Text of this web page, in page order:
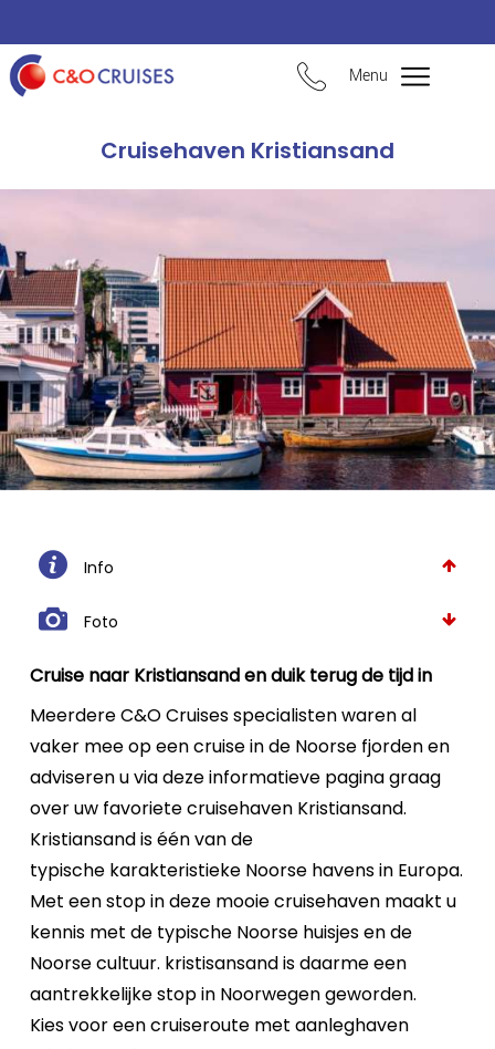
Menu
Cruisehaven Kristiansand
Info
Foto
Cruise naar Kristiansand en duik terug de tijd in
Meerdere C&O Cruises specialisten waren al
vaker mee op een cruise in de Noorse fjorden en
adviseren u via deze informatieve pagina graag
over uw favoriete cruisehaven Kristiansand.
Kristiansand is één van de
typische karakteristieke Noorse havens in Europa.
Met een stop in deze mooie cruisehaven maakt u
kennis met de typische Noorse huisjes en de
Noorse cultuur. kristisansand is daarme een
aantrekkelijke stop in Noorwegen geworden.
Kies voor een cruiseroute met aanleghaven